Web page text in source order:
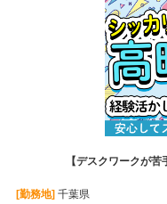
【デスクワークが
[勤務地] 千葉県